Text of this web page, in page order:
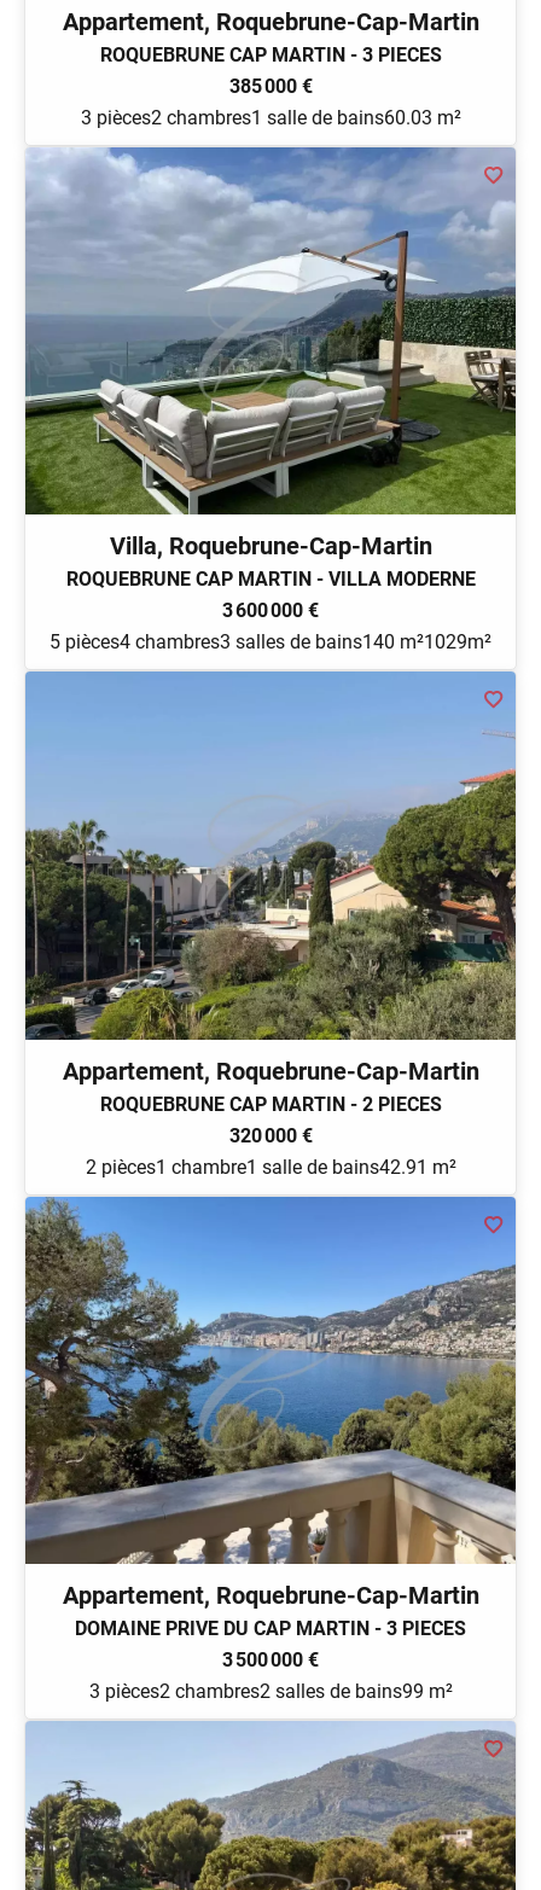
Appartement, Roquebrune-Cap-Martin
ROQUEBRUNE CAP MARTIN - 3 PIECES
385 000 €
3 pièces2 chambres1 salle de bains60.03 m²
Villa, Roquebrune-Cap-Martin
ROQUEBRUNE CAP MARTIN - VILLA MODERNE
3 600 000 €
5 pièces4 chambres3 salles de bains140 m²1029m²
Appartement, Roquebrune-Cap-Martin
ROQUEBRUNE CAP MARTIN - 2 PIECES
320 000 €
2 pièces1 chambre1 salle de bains42.91 m²
Appartement, Roquebrune-Cap-Martin
DOMAINE PRIVE DU CAP MARTIN - 3 PIECES
3 500 000 €
3 pièces2 chambres2 salles de bains99 m²